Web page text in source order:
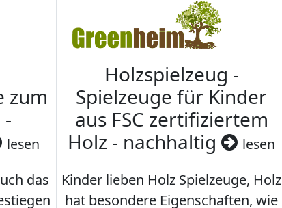
zum
lesen
das
Holzspielzeug -
Spielzeuge für Kinder
aus FSC zertifiziertem
Holz - nachhaltig
lesen
Kinder lieben Holz Spielzeuge, Holz
hat besondere Eigenschaften, wie